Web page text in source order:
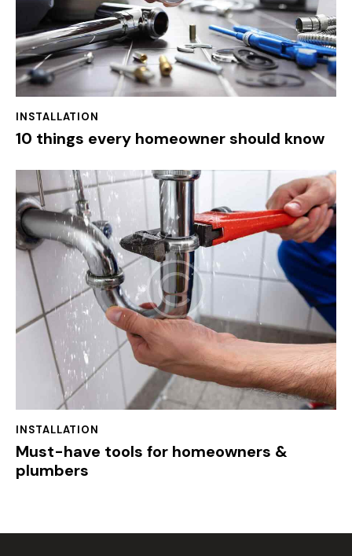
INSTALLATION
10 things every homeowner should know
INSTALLATION
Must-have tools for homeowners &
plumbers